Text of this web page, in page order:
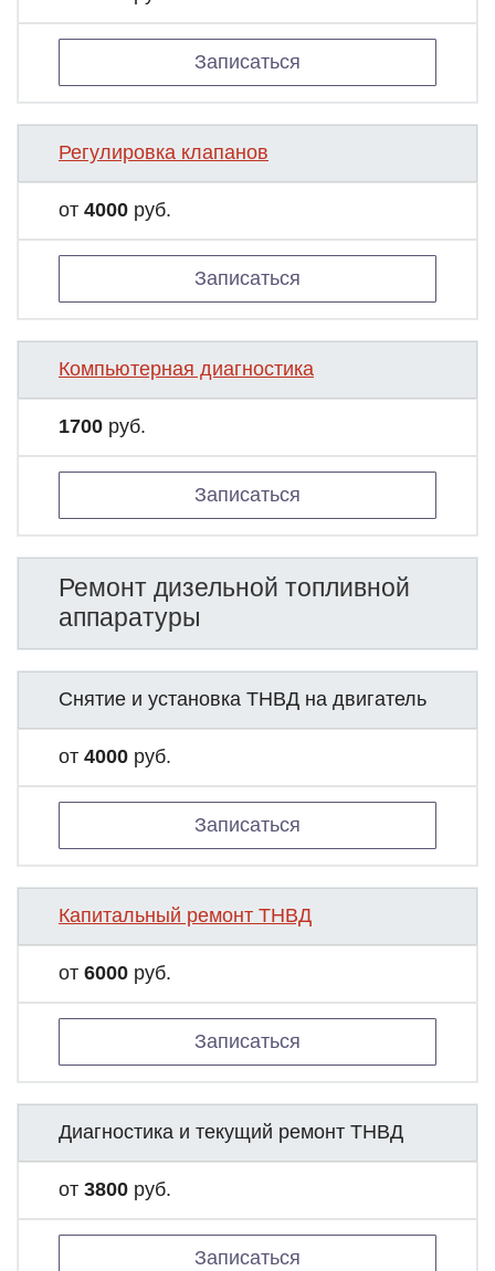
Записаться
Регулировка клапанов
от 4000 руб.
Записаться
Компьютерная диагностика
1700 руб.
Записаться
Ремонт дизельной топливной
аппаратуры
Снятие и установка ТНВД на двигатель
от 4000 руб.
Записаться
Капитальный ремонт ТНВД
от 6000 руб.
Записаться
Диагностика и текущий ремонт ТНВД
от 3800 руб.
Записаться